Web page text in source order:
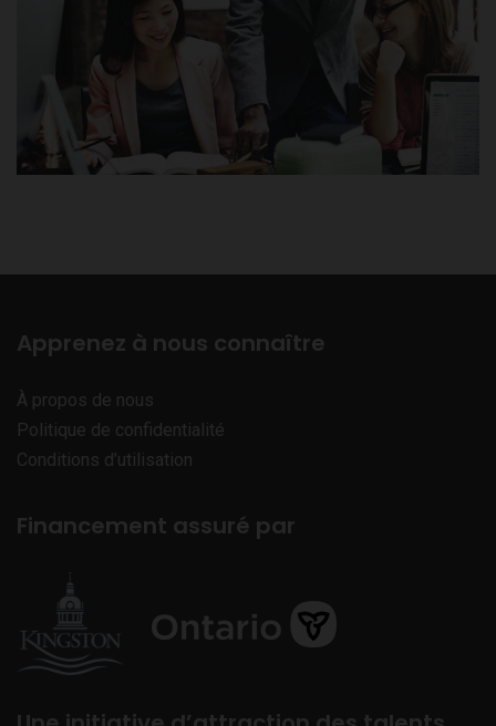
Apprenez à nous connaître
À propos de nous
Politique de confidentialité
Conditions d’utilisation
Financement assuré par